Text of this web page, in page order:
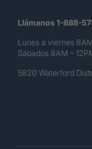
Llámanos 1-888-
Lunes a viernes
Sábados 8AM –
5820 Waterford